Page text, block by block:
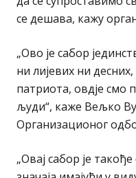
се дешава, кажу
„Ово је сабор
ни лијевих ни
патриота, овдје смо
људи“, каже Вељко
Организационог
„Овај сабор је